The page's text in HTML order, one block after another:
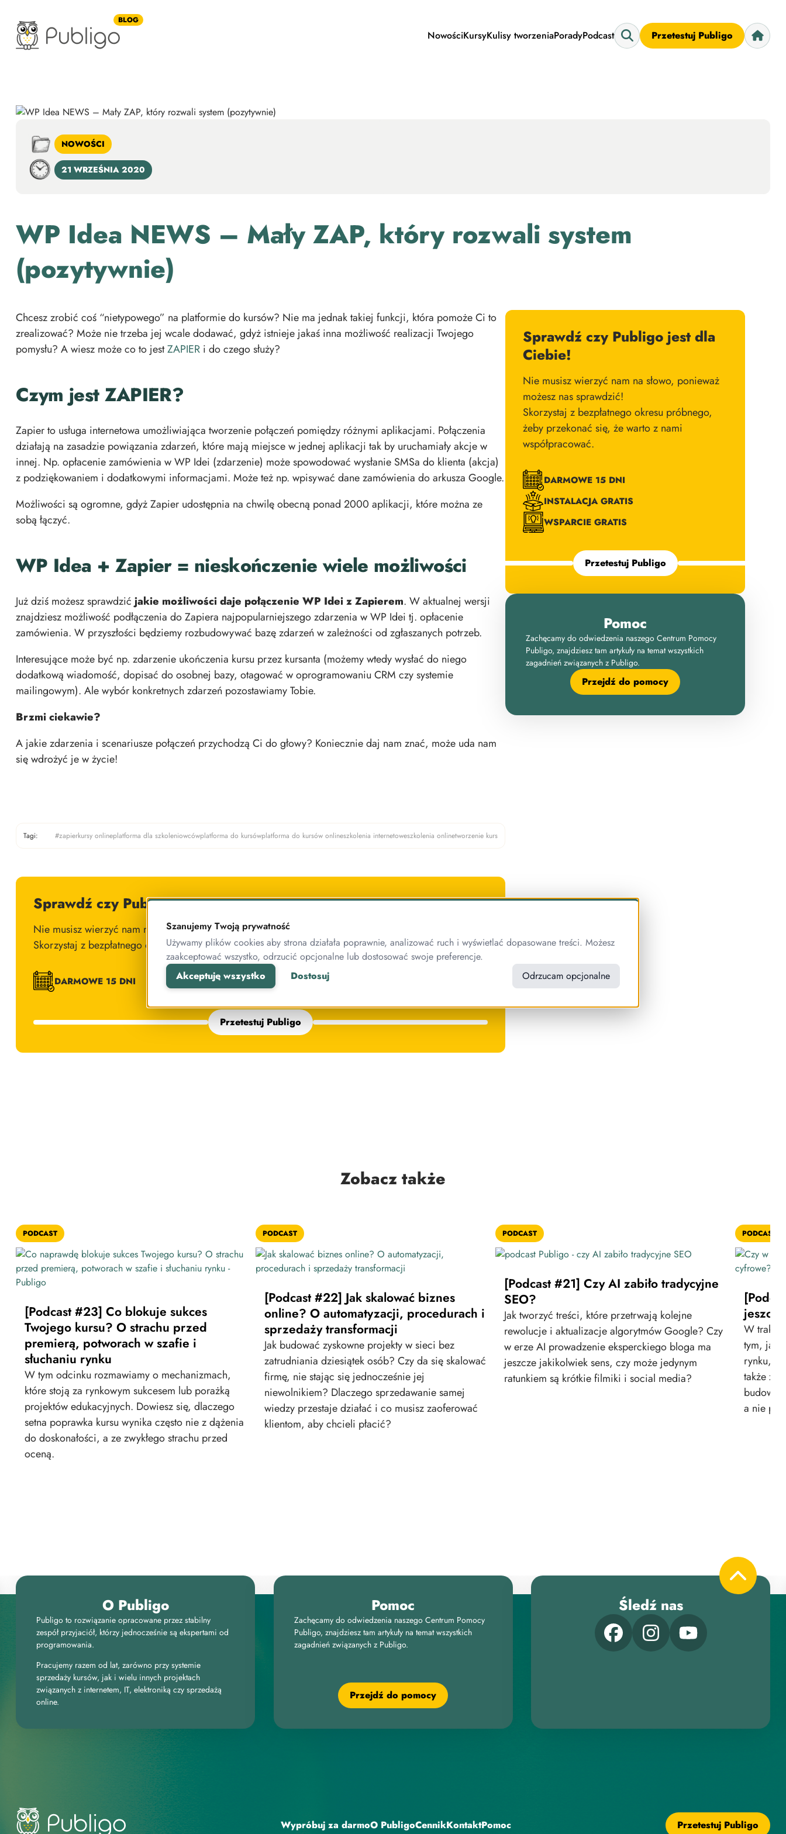
BLOG
NowościKursyKulisy tworzeniaPoradyPodcast Przetestuj Publigo
NOWOŚCI
21 WRZEŚNIA 2020
WP Idea NEWS – Mały ZAP, który rozwali system
(pozytywnie)
Chcesz zrobić coś “nietypowego” na platformie do kursów? Nie ma jednak takiej funkcji, która pomoże Ci to
zrealizować? Może nie trzeba jej wcale dodawać, gdyż istnieje jakaś inna możliwość realizacji Twojego
pomysłu? A wiesz może co to jestZAPIER i do czego służy?
Czym jest ZAPIER?
Zapier to usługa internetowa umożliwiająca tworzenie połączeń pomiędzy różnymi aplikacjami. Połączenia
działają na zasadzie powiązania zdarzeń, które mają miejsce w jednej aplikacji tak by uruchamiały akcje w
innej. Np. opłacenie zamówienia w WP Idei (zdarzenie) może spowodować wysłanie SMSa do klienta (akcja)
z podziękowaniem i dodatkowymi informacjami. Może też np. wpisywać dane zamówienia do arkusza Google.
Możliwości są ogromne, gdyż Zapier udostępnia na chwilę obecną ponad 2000 aplikacji, które można ze
sobą łączyć.
WP Idea + Zapier = nieskończenie wiele możliwości
Już dziś możesz sprawdzić jakie możliwości daje połączenie WP Idei z Zapierem. W aktualnej wersji
znajdziesz możliwość podłączenia do Zapiera najpopularniejszego zdarzenia w WP Idei tj. opłacenie
zamówienia. W przyszłości będziemy rozbudowywać bazę zdarzeń w zależności od zgłaszanych potrzeb.
Interesujące może być np. zdarzenie ukończenia kursu przez kursanta (możemy wtedy wysłać do niego
dodatkową wiadomość, dopisać do osobnej bazy, otagować w oprogramowaniu CRM czy systemie
mailingowym). Ale wybór konkretnych zdarzeń pozostawiamy Tobie.
Brzmi ciekawie?
A jakie zdarzenia i scenariusze połączeń przychodzą Ci do głowy? Koniecznie daj nam znać, może uda nam
się wdrożyć je w życie!
Tagi: #zapierkursy onlineplatforma dla szkoleniowcówplatforma do kursówplatforma do kursów onlineszkolenia internetoweszkolenia onlinetworzenie kurs
Sprawdź czy Publigo jest dla Ciebie!
Nie musisz wierzyć nam na słowo, ponieważ możesz nas sprawdzić!
Skorzystaj z bezpłatnego okresu próbnego, żeby przekonać się, że warto z nami współpracować.
DARMOWE 15 DNI INSTALACJA GRATIS
Przetestuj Publigo
Sprawdź czy Publigo jest dla
Ciebie!
Nie musisz wierzyć nam na słowo, ponieważ
możesz nas sprawdzić!
Skorzystaj z bezpłatnego okresu próbnego,
żeby przekonać się, że warto z nami
współpracować.
DARMOWE 15 DNI
INSTALACJA GRATIS
WSPARCIE GRATIS
Przetestuj Publigo
Pomoc
Zachęcamy do odwiedzenia naszego Centrum Pomocy
Publigo, znajdziesz tam artykuły na temat wszystkich
zagadnień związanych z Publigo.
Przejdź do pomocy
Zobacz także
PODCAST
[Podcast #23] Co blokuje sukces
Twojego kursu? O strachu przed
premierą, potworach w szafie i
słuchaniu rynku
W tym odcinku rozmawiamy o mechanizmach,
które stoją za rynkowym sukcesem lub porażką
projektów edukacyjnych. Dowiesz się, dlaczego
setna poprawka kursu wynika często nie z dążenia
do doskonałości, a ze zwykłego strachu przed
oceną.
PODCAST
[Podcast #22] Jak skalować biznes
online? O automatyzacji, procedurach i
sprzedaży transformacji
Jak budować zyskowne projekty w sieci bez
zatrudniania dziesiątek osób? Czy da się skalować
firmę, nie stając się jednocześnie jej
niewolnikiem? Dlaczego sprzedawanie samej
wiedzy przestaje działać i co musisz zaoferować
klientom, aby chcieli płacić?
PODCAST
[Podcast #21] Czy AI zabiło tradycyjne
SEO?
Jak tworzyć treści, które przetrwają kolejne
rewolucje i aktualizacje algorytmów Google? Czy
w erze AI prowadzenie eksperckiego bloga ma
jeszcze jakikolwiek sens, czy może jedynym
ratunkiem są krótkie filmiki i social media?
PODCAST
W
tym, jak
rynku,
także
a nie
O Publigo
Publigo to rozwiązanie opracowane przez stabilny
zespół przyjaciół, którzy jednocześnie są ekspertami od
programowania.
Pracujemy razem od lat, zarówno przy systemie
sprzedaży kursów, jak i wielu innych projektach
związanych z internetem, IT, elektroniką czy sprzedażą
online.
Pomoc
Zachęcamy do odwiedzenia naszego Centrum Pomocy
Publigo, znajdziesz tam artykuły na temat wszystkich
zagadnień związanych z Publigo.
Przejdź do pomocy
Śledź nas
Wypróbuj za darmoO PubligoCennikKontaktPomoc Przetestuj Publigo
Szanujemy Twoją prywatność
Używamy plików cookies aby strona działała poprawnie, analizować ruch i wyświetlać dopasowane treści. Możesz
zaakceptować wszystko, odrzucić opcjonalne lub dostosować swoje preferencje.
Akceptuję wszystko
Dostosuj Odrzucam opcjonalne